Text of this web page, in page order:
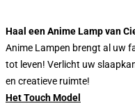
Haal een Anime Lamp van
Anime Lampen brengt al uw
tot leven! Verlicht uw
en creatieve ruimte!
Het Touch Model